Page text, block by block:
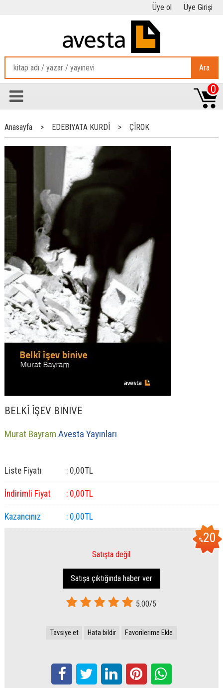
Üye ol Üye Girişi
Ara
0
Anasayfa > EDEBIYATA KURDÎ > ÇÎROK
BELKÎ ÎŞEV BINIVE
Murat Bayram Avesta Yayınları
Liste Fiyatı : 0,00TL
İndirimli Fiyat : 0,00TL
Kazancınız : 0,00TL
%20
Satışta değil
Satışa çıktığında haber ver
5.00/5
Tavsiye et Hata bildir Favorilerime Ekle